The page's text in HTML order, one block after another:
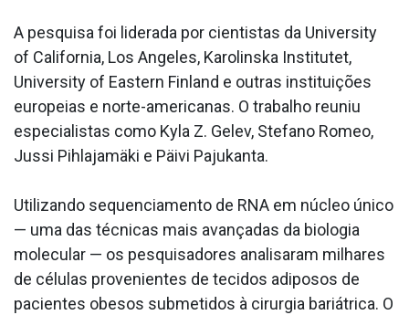
A pesquisa foi liderada por cientistas da University
of California, Los Angeles, Karolinska Institutet,
University of Eastern Finland e outras instituições
europeias e norte-americanas. O trabalho reuniu
especialistas como Kyla Z. Gelev, Stefano Romeo,
Jussi Pihlajamäki e Päivi Pajukanta.
Utilizando sequenciamento de RNA em núcleo único
— uma das técnicas mais avançadas da biologia
molecular — os pesquisadores analisaram milhares
de células provenientes de tecidos adiposos de
pacientes obesos submetidos à cirurgia bariátrica. O